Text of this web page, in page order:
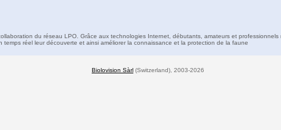
du réseau LPO. Grâce aux technologies Internet, débutants, amateurs et professionnels
temps réel leur découverte et ainsi améliorer la connaissance et la protection de la faune
Biolovision Sàrl (Switzerland), 2003-2026